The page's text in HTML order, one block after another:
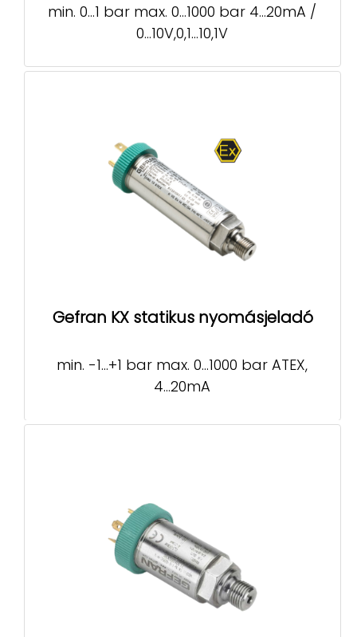
min. 0…1 bar max. 0…1000 bar 4…20mA /
0…10V,0,1…10,1V
Gefran KX statikus nyomásjeladó
min. -1…+1 bar max. 0…1000 bar ATEX,
4…20mA